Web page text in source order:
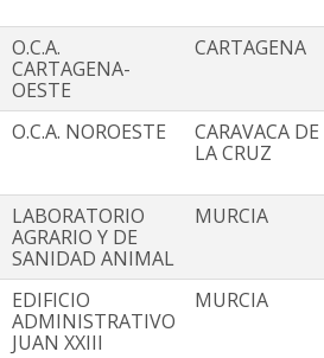
O.C.A.
CARTAGENA-
OESTE
CARTAGENA
O.C.A. NOROESTE
CARAVACA DE
LA CRUZ
LABORATORIO
AGRARIO Y DE
SANIDAD ANIMAL
MURCIA
EDIFICIO
ADMINISTRATIVO
JUAN XXIII
MURCIA